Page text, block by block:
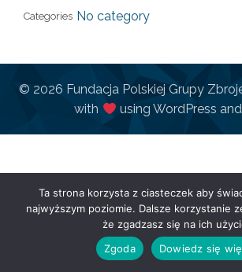
Categories No category
© 2026 Fundacja Polskiej Grupy
with
using WordPress and
Ta strona korzysta z ciasteczek aby
najwyższym poziomie. Dalsze korzystanie
że zgadzasz się na ich
Zgoda
Dowiedz się